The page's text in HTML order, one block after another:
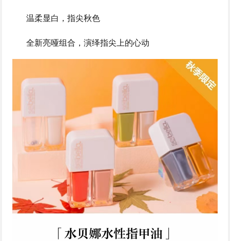
温柔显白，指尖秋色
全新亮哑组合，演绎指尖上的心动